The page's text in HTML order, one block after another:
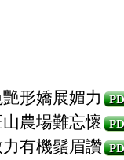
形嬌展媚力
農場難忘懷
有機鬚眉讚